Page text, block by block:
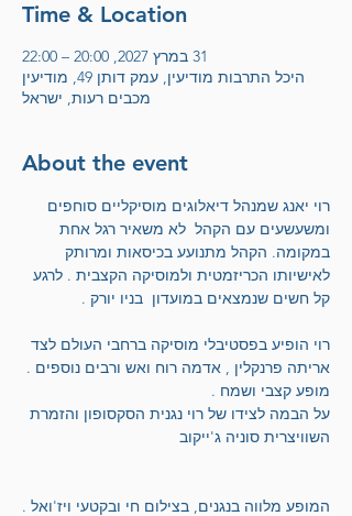
Time & Location
31 במרץ 2027, 20:00 – 22:00
היכל התרבות מודיעין, עמק דותן 49, מודיעין
מכבים רעות, ישראל
About the event
רוי יאנג שמנהל דיאלוגים מוסיקליים סוחפים
ומשעשעים עם הקהל  לא משאיר רגל אחת
במקומה. הקהל מתנועע בכיסאות ומרותק
לאישיותו הכריזמטית ולמוסיקה הקצבית . לרגע
קל חשים שנמצאים במועדון  בניו יורק .
רוי הופיע בפסטיבלי מוסיקה ברחבי העולם לצד
אריתה פרנקלין , אדמה רוח ואש ורבים נוספים .
מופע קצבי ושמח .
על הבמה לצידו של רוי נגנית הסקסופון והזמרת
השוויצרית סוניה ג'ייקוב
המופע מלווה בנגנים, בצילום חי ובקטעי ויז'ואל .